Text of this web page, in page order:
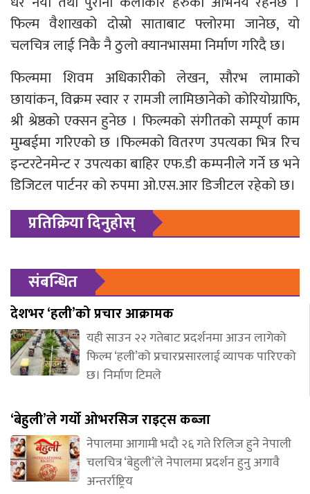
फिल्म वैशाखको दोस्रो साताबाट फ्लोरमा जानेछ, यो
चलचित्र लाई निकै नै ठुलो क्यानभासमा निर्माण गरिदै छ।
फिल्ममा शिवम अधिकारीको लेखन, सौरभ लामाको
छायांकन, विक्रम स्वार र रामजी लामिछानेको कोरियोग्राफि,
श्री श्रेष्ठको एक्सन हुनेछ । फिल्मको संगीतको सम्पूर्ण काम
मुम्बईमा गरिएको छ ।फिल्मको वितरण उपत्यका भित्र रिच
इन्टरटेनमेन्ट र उपत्यका बाहिर एफ.डी कम्पनीले गर्ने छ भने
डिजिटल पार्टनर को रुपमा ओ.एस.आर डिजीटल रहेको छ।
प्रतिक्रिया दिनुहोस्
संबन्धित
देशभर ‘हली’को प्रचार आक्रामक
यही साउन २२ गतेबाट प्रदर्शनमा आउन लागेको
फिल्म ‘हली’को प्रचारप्रसारलाई व्यापक पारिएको
छ। निर्माण टिमले
‘बेहुली’ले गर्यो ओभरसिज राइट्स कब्जा
नेपालमा आगामी भदौ २६ गते रिलिज हुने नेपाली
चलचित्र ‘बेहुली’ले नेपालमा प्रदर्शन हुनु अगावै
अन्तर्राष्ट्रिय